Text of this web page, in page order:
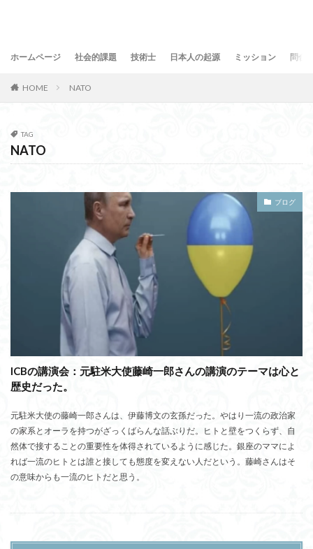
ホームページ 社会的課題 技術士 日本人の起源 ミッション 問合
HOME NATO
TAG
NATO
ブログ
ICBの講演会：元駐米大使藤崎一郎さんの講演のテーマは心と
歴史だった。
元駐米大使の藤崎一郎さんは、伊藤博文の玄孫だった。やはり一流の政治家
の家系とオーラを持つがざっくばらんな話ぶりだ。ヒトと壁をつくらず、自
然体で接することの重要性を体得されているように感じた。銀座のママによ
れば一流のヒトとは誰と接しても態度を変えない人だという。藤崎さんはそ
の意味からも一流のヒトだと思う。